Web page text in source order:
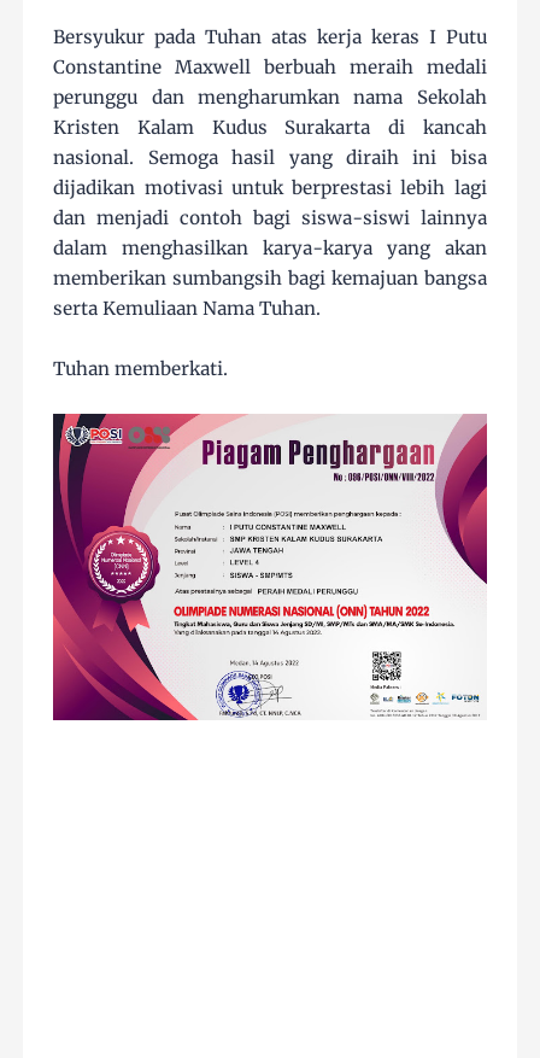
Bersyukur pada Tuhan atas kerja keras I Putu
Constantine Maxwell berbuah meraih medali
perunggu dan mengharumkan nama Sekolah
Kristen Kalam Kudus Surakarta di kancah
nasional. Semoga hasil yang diraih ini bisa
dijadikan motivasi untuk berprestasi lebih lagi
dan menjadi contoh bagi siswa-siswi lainnya
dalam menghasilkan karya-karya yang akan
memberikan sumbangsih bagi kemajuan bangsa
serta Kemuliaan Nama Tuhan.
Tuhan memberkati.